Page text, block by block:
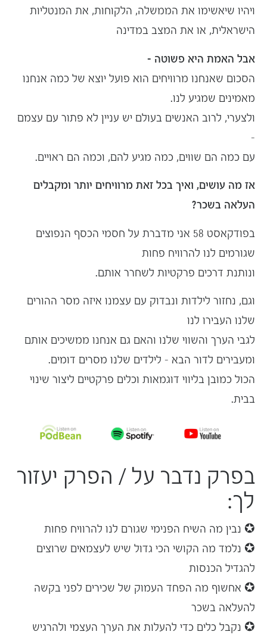
ויהיו שיאשימו את הממשלה, הלקוחות, את המנטליות
הישראלית, או את המצב במדינה
אבל האמת היא פשוטה –
הסכום שאנחנו מרוויחים הוא פועל יוצא של כמה אנחנו
מאמינים שמגיע לנו.
ולצערי, לרוב האנשים בעולם יש עניין לא פתור עם עצמם
–
עם כמה הם שווים, כמה מגיע להם, וכמה הם ראויים.
אז מה עושים, ואיך בכל זאת מרוויחים יותר ומקבלים
העלאה בשכר?
בפודקאסט 58 אני מדברת על חסמי הכסף הנפוצים
שגורמים לנו להרוויח פחות
ונותנת דרכים פרקטיות לשחרר אותם.
וגם, נחזור לילדות ונבדוק עם עצמנו איזה מסר ההורים
שלנו העבירו לנו
לגבי הערך והשווי שלנו והאם גם אנחנו ממשיכים אותם
ומעבירים לדור הבא – לילדים שלנו מסרים דומים.
הכול כמובן בליווי דוגמאות וכלים פרקטיים ליצור שינוי
בבית.
בפרק נדבר על / הפרק יעזור
לך:
✪ נבין מה השיח הפנימי שגורם לנו להרוויח פחות
✪ נלמד מה הקושי הכי גדול שיש לעצמאים שרוצים
להגדיל הכנסות
✪ אחשוף מה הפחד העמוק של שכירים לפני בקשה
להעלאה בשכר
✪ נקבל כלים כדי להעלות את הערך העצמי ולהרגיש